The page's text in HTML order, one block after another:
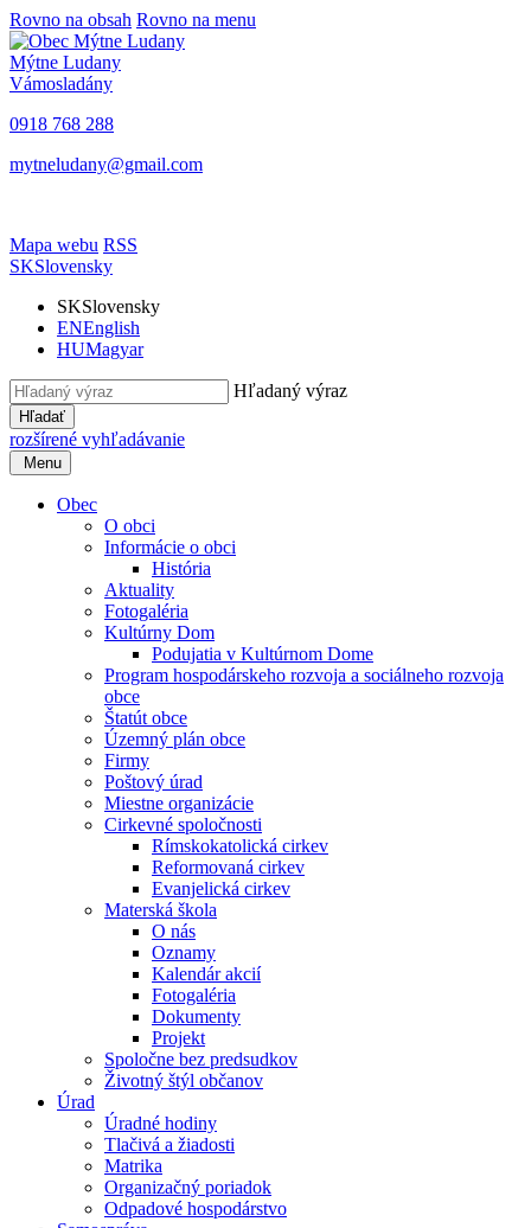
Rovno na obsah Rovno na menu
Mýtne Ludany
Vámosladány
0918 768 288
mytneludany@gmail.com
Mapa webu RSS
SKSlovensky
SKSlovensky
ENEnglish
HUMagyar
Hľadaný výraz
Hľadať
rozšírené vyhľadávanie
Menu
Obec
O obci
Informácie o obci
História
Aktuality
Fotogaléria
Kultúrny Dom
Podujatia v Kultúrnom Dome
Program hospodárskeho rozvoja a sociálneho rozvoja
obce
Štatút obce
Územný plán obce
Firmy
Poštový úrad
Miestne organizácie
Cirkevné spoločnosti
Rímskokatolická cirkev
Reformovaná cirkev
Evanjelická cirkev
Materská škola
O nás
Oznamy
Kalendár akcií
Fotogaléria
Dokumenty
Projekt
Spoločne bez predsudkov
Životný štýl občanov
Úrad
Úradné hodiny
Tlačivá a žiadosti
Matrika
Organizačný poriadok
Odpadové hospodárstvo